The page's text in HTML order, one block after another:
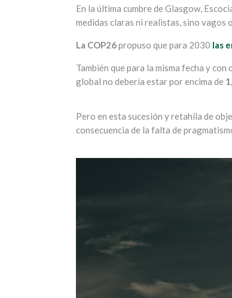
En la última cumbre de Glasgow,
medidas claras ni realistas, sino vagos
La COP26propuso que para 2030 las
También que para la misma fecha y
global no debería estar por encima de
Pero en esta sucesión y retahíla de
consecuencia de la falta de